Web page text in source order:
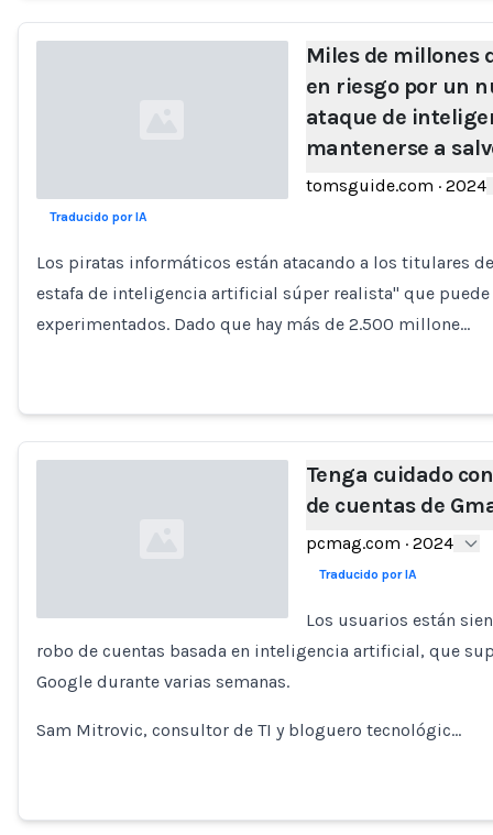
Miles de millones
en riesgo por un
ataque de
mantenerse a
tomsguide.com · 2024
Traducido por IA
Los piratas informáticos están atacando a los titulares
estafa de inteligencia artificial súper realista" que
experimentados. Dado que hay más de 2.500 millone…
Tenga cuidado
de cuentas de
pcmag.com · 2024
Traducido por IA
Los usuarios están
robo de cuentas basada en inteligencia artificial, que
Google durante varias semanas.
Sam Mitrovic, consultor de TI y bloguero tecnológic…